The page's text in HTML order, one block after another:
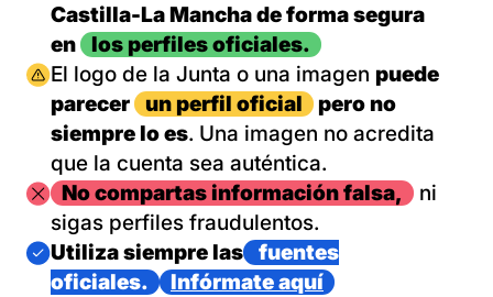
Castilla-La Mancha de forma segura
en
los perfiles oficiales.
Imagen
El logo de la Junta o una imagen puede
parecer
un perfil oficial
pero no
siempre lo es. Una imagen no acredita
que la cuenta sea auténtica.
ImagenNo compartas información falsa,
ni
sigas perfiles fraudulentos.
Imagen
Utiliza siempre las
fuentes
oficiales.
Infórmate aquí